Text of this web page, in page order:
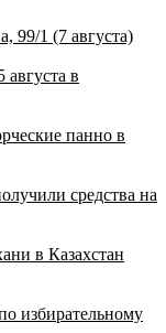
99/1 (7 августа)
в
панно в
средства на
в Казахстан
избирательному